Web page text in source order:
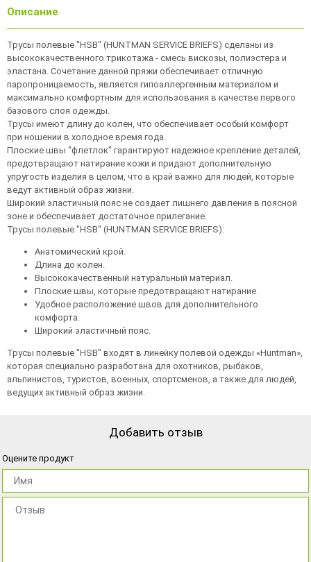
Описание
Трусы полевые "HSB" (HUNTMAN SERVICE BRIEFS) сделаны из
высококачественного трикотажа - смесь вискозы, полиэстера и
эластана. Сочетание данной пряжи обеспечивает отличную
паропроницаемость, является гипоаллергенным материалом и
максимально комфортным для использования в качестве первого
базового слоя одежды.
Трусы имеют длину до колен, что обеспечивает особый комфорт
при ношении в холодное время года.
Плоские швы "флетлок" гарантируют надежное крепление деталей,
предотвращают натирание кожи и придают дополнительную
упругость изделия в целом, что в край важно для людей, которые
ведут активный образ жизни.
Широкий эластичный пояс не создает лишнего давления в поясной
зоне и обеспечивает достаточное прилегание.
Трусы полевые "HSB" (HUNTMAN SERVICE BRIEFS):
Анатомический крой.
Длина до колен.
Высококачественный натуральный материал.
Плоские швы, которые предотвращают натирание.
Удобное расположение швов для дополнительного
комфорта.
Широкий эластичный пояс.
Трусы полевые "HSB" входят в линейку полевой одежды «Huntman»,
которая специально разработана для охотников, рыбаков,
альпинистов, туристов, военных, спортсменов, а также для людей,
ведущих активный образ жизни.
Добавить отзыв
Оцените продукт